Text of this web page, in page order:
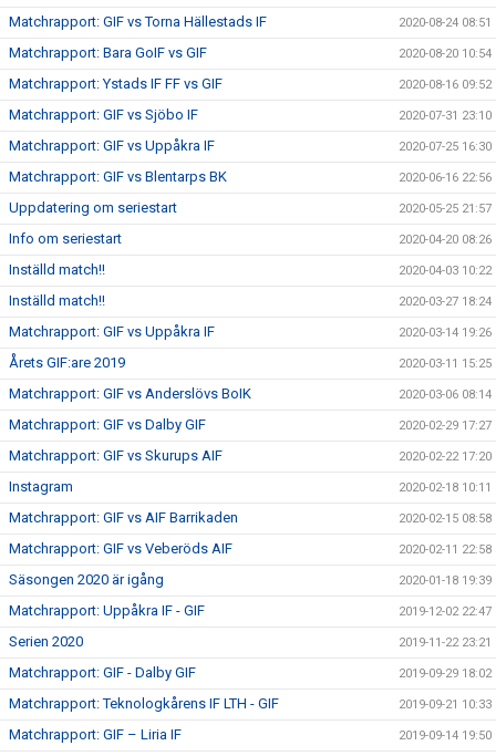
Matchrapport: GIF vs Torna Hällestads IF 2020-08-24 08:51
Matchrapport: Bara GoIF vs GIF 2020-08-20 10:54
Matchrapport: Ystads IF FF vs GIF 2020-08-16 09:52
Matchrapport: GIF vs Sjöbo IF 2020-07-31 23:10
Matchrapport: GIF vs Uppåkra IF 2020-07-25 16:30
Matchrapport: GIF vs Blentarps BK 2020-06-16 22:56
Uppdatering om seriestart 2020-05-25 21:57
Info om seriestart 2020-04-20 08:26
Inställd match!! 2020-04-03 10:22
Inställd match!! 2020-03-27 18:24
Matchrapport: GIF vs Uppåkra IF 2020-03-14 19:26
Årets GIF:are 2019 2020-03-11 15:25
Matchrapport: GIF vs Anderslövs BoIK 2020-03-06 08:14
Matchrapport: GIF vs Dalby GIF 2020-02-29 17:27
Matchrapport: GIF vs Skurups AIF 2020-02-22 17:20
Instagram 2020-02-18 10:11
Matchrapport: GIF vs AIF Barrikaden 2020-02-15 08:58
Matchrapport: GIF vs Veberöds AIF 2020-02-11 22:58
Säsongen 2020 är igång 2020-01-18 19:39
Matchrapport: Uppåkra IF - GIF 2019-12-02 22:47
Serien 2020 2019-11-22 23:21
Matchrapport: GIF - Dalby GIF 2019-09-29 18:02
Matchrapport: Teknologkårens IF LTH - GIF 2019-09-21 10:33
Matchrapport: GIF – Liria IF 2019-09-14 19:50